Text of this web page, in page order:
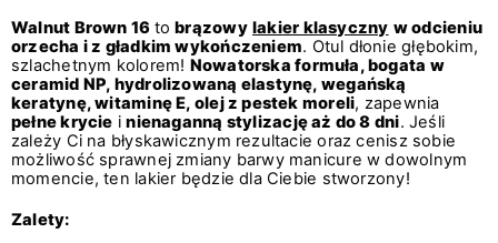
Walnut Brown 16 tobrązowy lakier klasyczny w odcieniu
orzecha i z gładkim wykończeniem. Otul dłonie głębokim,
szlachetnym kolorem! Nowatorska formuła, bogata w
ceramid NP, hydrolizowaną elastynę, wegańską
keratynę, witaminę E, olej z pestek moreli, zapewnia
pełne krycie inienaganną stylizację aż do 8 dni. Jeśli
zależy Ci na błyskawicznym rezultacie oraz cenisz sobie
możliwość sprawnej zmiany barwy manicure w dowolnym
momencie, ten lakier będzie dla Ciebie stworzony!
Zalety: